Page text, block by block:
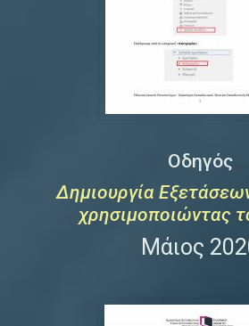
Οδηγός
Δημιουργία
χρησιμοποιώντας
Μάιος